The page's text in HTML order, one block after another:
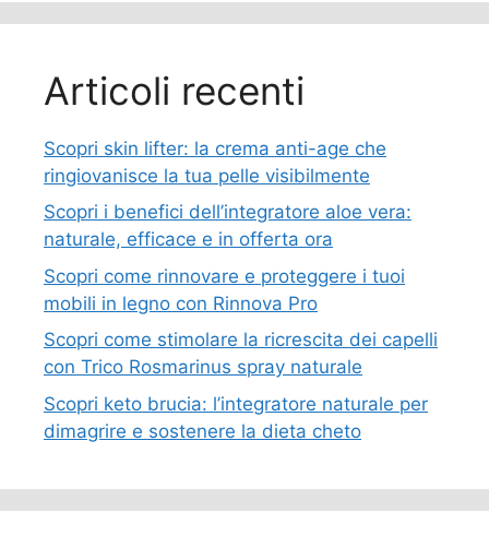
Articoli recenti
Scopri skin lifter: la crema anti-age che
ringiovanisce la tua pelle visibilmente
Scopri i benefici dell’integratore aloe vera:
naturale, efficace e in offerta ora
Scopri come rinnovare e proteggere i tuoi
mobili in legno con Rinnova Pro
Scopri come stimolare la ricrescita dei capelli
con Trico Rosmarinus spray naturale
Scopri keto brucia: l’integratore naturale per
dimagrire e sostenere la dieta cheto